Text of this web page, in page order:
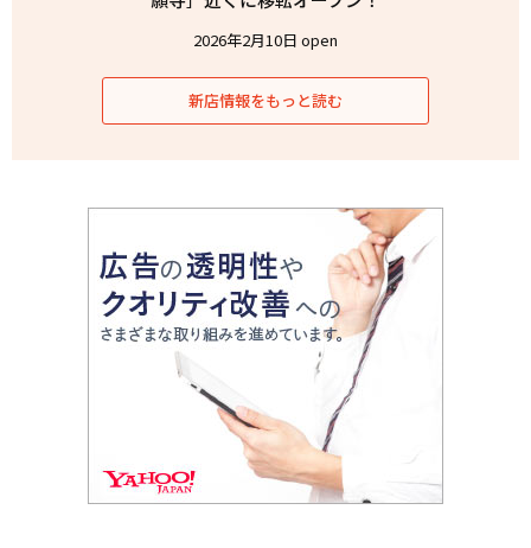
2026年2月10日 open
新店情報をもっと読む